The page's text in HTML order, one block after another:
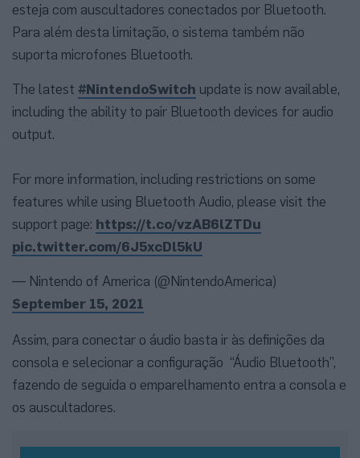
esteja com auscultadores conectados por Bluetooth.
Para além desta limitação, o sistema também não
suporta microfones Bluetooth.
The latest #NintendoSwitch update is now available,
including the ability to pair Bluetooth devices for audio
output.
For more information, including restrictions on some
features while using Bluetooth Audio, please visit the
support page: https://t.co/vzAB6lZTDu
pic.twitter.com/6J5xcDl5kU
— Nintendo of America (@NintendoAmerica)
September 15, 2021
Assim, para conectar o áudio basta ir às definições da
consola e selecionar a configuração “Áudio Bluetooth”,
fazendo de seguida o emparelhamento entra a consola e
os auscultadores.